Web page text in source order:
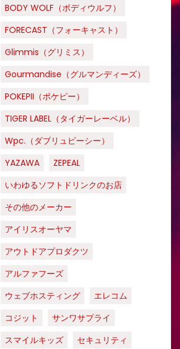
BODY WOLF（ボディウルフ）
FORECAST（フォーキャスト）
Glimmis（グリミス）
Gourmandise（グルマンディーズ）
POKEPII（ポケピー）
TIGER LABEL（タイガーレーベル）
Wpc.（ダブリュピーシー）
YAZAWA
ZEPEAL
いわゆるソフトドリンクのお店
その他のメーカー
アイリスオーヤマ
アウトドアプロダクツ
アルファフーズ
ウェブホスティング
エレコム
コジット
サンワサプライ
スマイルキッズ
セキュリティ